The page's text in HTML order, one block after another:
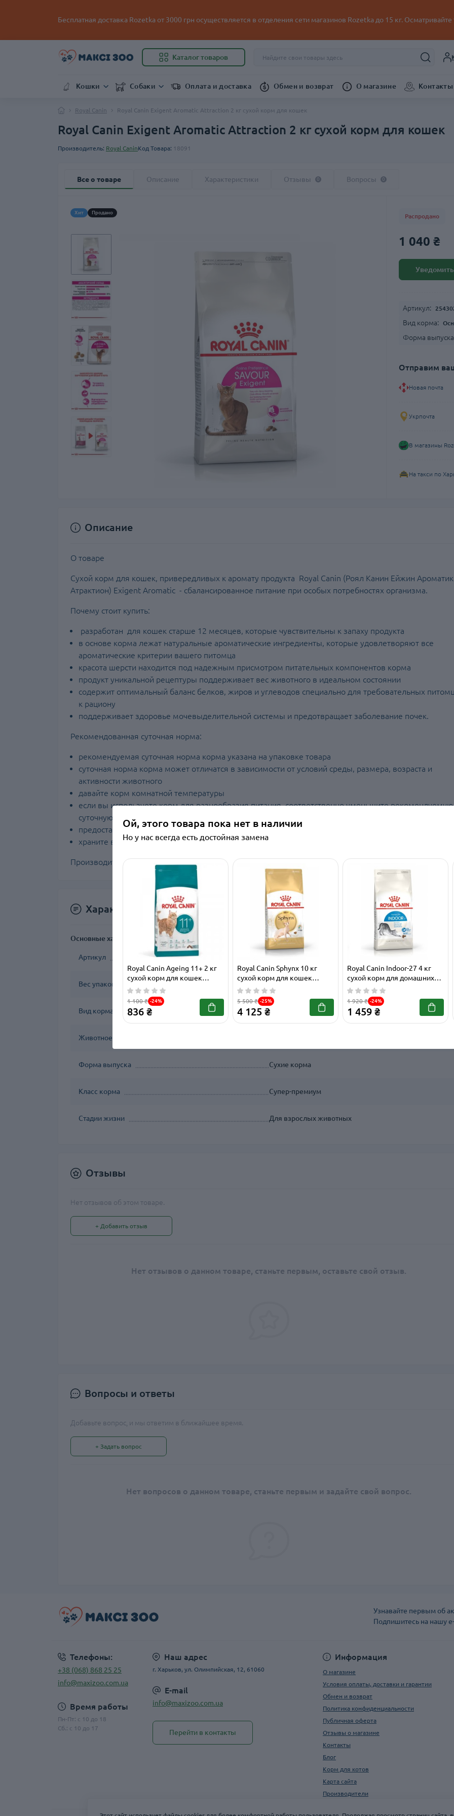
Бесплатная доставка Rozetka от 3000 грн осуществляется в отделения сети магазинов Rozetka до 15 кг.
Каталог товаров
Кошки Собаки Оплата и доставка Обмен и возврат О магазине Контакты
Royal Canin Royal Canin Exigent Aromatic Attraction 2 кг сухой корм для кошек
Royal Canin Exigent Aromatic Attraction 2 кг сухой корм для кошек
Производитель: Royal CaninКод Товара: 18091
Все о товаре Описание Характеристики Отзывы 0 Вопросы 0
Хит Продано
Распродано
1 040 ₴
Артикул:
Вид корма:
Форма
Отправим
Новая почта
Укрпочта
В магазины
На такси по
Описание
О товаре
Сухой корм для кошек, привередливых к аромату продукта Royal Canin (Роял Канин Ейжин Ароматик
Атрактион) Exigent Aromatic - сбалансированное питание при особых потребностях организма.
Почему стоит купить:
разработан для кошек старше 12 месяцев, которые чувствительны к запаху продукта
в основе корма лежат натуральные ароматические ингредиенты, которые удовлетворяют все
ароматические критерии вашего питомца
красота шерсти находится под надежным присмотром питательных компонентов корма
продукт уникальной рецептуры поддерживает вес животного в идеальном состоянии
содержит оптимальный баланс белков, жиров и углеводов специально для требовательных
к рациону
поддерживает здоровье мочевыделительной системы и предотвращает заболевание почек.
Рекомендованная суточная норма:
рекомендуемая суточная норма корма указана на упаковке товара
суточная норма корма может отличатся в зависимости от условий среды, размера, возраста и
активности животного
давайте корм комнатной температуры
если вы используете корм для разнообразия питания, соответственно уменьшите рекомендуемую
суточную норму
предоставьте питомцу доступ к свежей питьевой воде
храните в сухом прохладном месте
Производитель: Royal Canin, Франция.
Характеристики
Основные характеристики
Артикул 2543020
Вес упаковки, кг
Вид корма Основное питание
Животное
Форма выпуска Сухие корма
Класс корма Супер-премиум
Стадии жизни Для взрослых животных
Отзывы
Нет отзывов об этом товаре.
+ Добавить отзыв
Нет отзывов о данном товаре, станьте первым, оставьте свой отзыв.
Вопросы и ответы
Добавьте вопрос, и мы ответим в ближайшее время.
+ Задать вопрос
Нет вопросов о данном товаре, станьте первым и задайте свой вопрос.
Узнавайте первым об
Подпишитесь на нашу
Телефоны:
+38 (068) 868 25 25
info@maxizoo.com.ua
Время работы
Пн-Пт: с 10 до 18
Сб.: с 10 до 17
Наш адрес
г. Харьков, ул. Олимпийская, 12, 61060
E-mail
info@maxizoo.com.ua
Перейти в контакты
Информация
О магазине
Условия оплаты, доставки и гарантии
Обмен и возврат
Политика конфиденциальности
Публичная оферта
Отзывы о магазине
Контакты
Блог
Корм для котов
Карта сайта
Производители
Ой, этого товара пока нет в наличии
Но у нас всегда есть достойная замена
Royal Canin Ageing 11+ 2 кг
сухой корм для кошек
старше 11 лет
1 100 ₴ -24%
836 ₴
Royal Canin Sphynx 10 кг
сухой корм для кошек
породы сфинкс
5 500 ₴ -25%
4 125 ₴
Royal Canin Indoor-27 4 кг
сухой корм для домашних
кошек
1 920 ₴ -24%
1 459 ₴